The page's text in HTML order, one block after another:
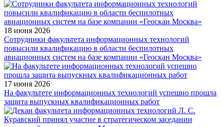
18 июня 2026
Сотрудники факультета информационных технологий
повысили квалификацию в области беспилотных
авиационных систем на базе компании «Геоскан Москва»
17 июня 2026
На факультете информационных технологий успешно прошла
защита выпускных квалификационных работ